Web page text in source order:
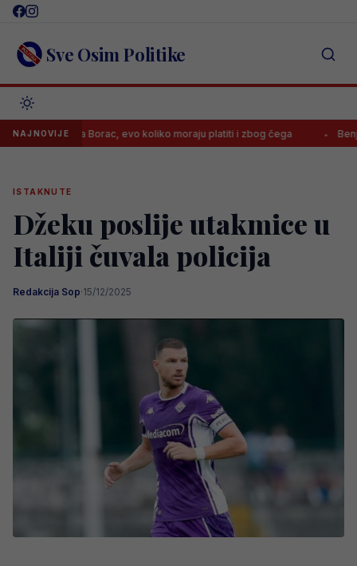
Skip
content Sve Osim Politike
NAJNOVIJE
Borac, evo koliko moraju platiti i zbog čega Benjamin
ISTAKNUTE
Džeku poslije utakmice u
Italiji čuvala policija
Redakcija Sop·15/12/2025